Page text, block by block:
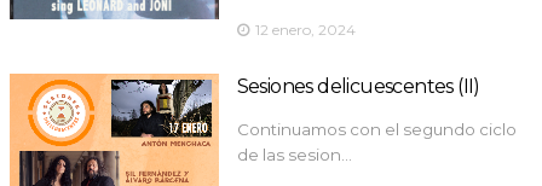
12 enero, 2024
Sesiones delicuescentes (II)
Continuamos con el segundo ciclo
de las sesion…